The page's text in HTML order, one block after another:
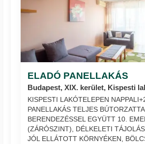
ELADÓ PANELLAKÁS
Budapest, XIX. kerület, Kispesti
KISPESTI LAKÓTELEPEN
PANELLAKÁS TELJES
BERENDEZÉSSEL EGYÜTT 10.
(ZÁRÓSZINT), DÉLKELETI
JÓL ELLÁTOTT KÖRNYÉKEN,